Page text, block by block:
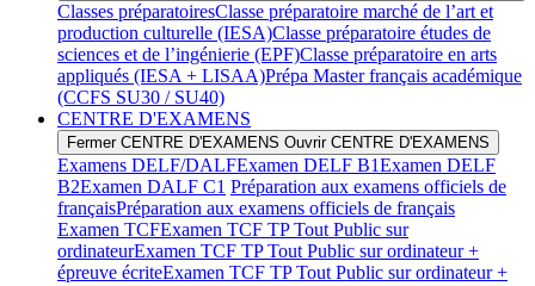
Classes préparatoiresClasse préparatoire marché de l’art et
production culturelle (IESA)Classe préparatoire études de
sciences et de l’ingénierie (EPF)Classe préparatoire en arts
appliqués (IESA + LISAA)Prépa Master français académique
(CCFS SU30 / SU40)
CENTRE D'EXAMENS
Fermer CENTRE D'EXAMENS Ouvrir CENTRE D'EXAMENS
Examens DELF/DALFExamen DELF B1Examen DELF
B2Examen DALF C1 Préparation aux examens officiels de
françaisPréparation aux examens officiels de français
Examen TCFExamen TCF TP Tout Public sur
ordinateurExamen TCF TP Tout Public sur ordinateur +
épreuve écriteExamen TCF TP Tout Public sur ordinateur +